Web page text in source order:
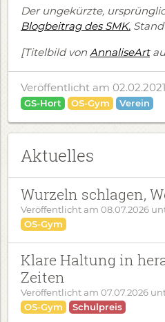
Der ungekürzte,
Blogbeitrag des SMK. Stand
[Titelbild von AnnaliseArt
Veröffentlicht am 02.02.2021
GS-Hort OS-Gym Verein
Aktuelles
Wurzeln schlagen,
Veröffentlicht am 08.07.2026
OS-Gym
Klare Haltung in
Zeiten
Veröffentlicht am 07.07.2026
OS-Gym
Schulpreis